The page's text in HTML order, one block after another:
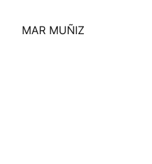
MAR MUÑIZ